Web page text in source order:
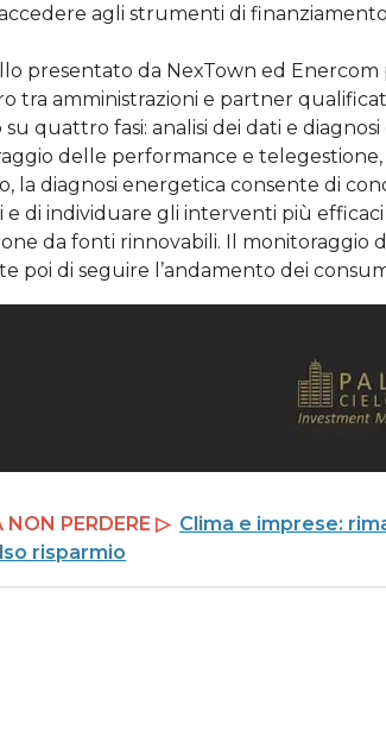
agli strumenti di
presentato da NexTown ed Enercom
tra amministrazioni e partner
quattro fasi: analisi dei dati e
delle performance e
la diagnosi energetica consente di
e di individuare gli interventi più
da fonti rinnovabili. Il monitoraggio
poi di seguire l’andamento dei
NON PERDERE ▷ Clima e imprese:
risparmio